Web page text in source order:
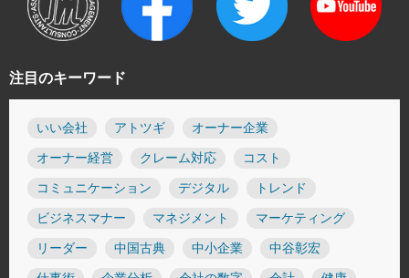
注目のキーワード
いい会社 アトツギ オーナー企業
オーナー経営 クレーム対応 コスト
コミュニケーション デジタル トレンド
ビジネスマナー マネジメント マーケティング
リーダー 中国古典 中小企業 中谷彰宏